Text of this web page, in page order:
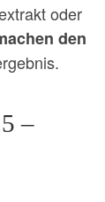
oder
den
–